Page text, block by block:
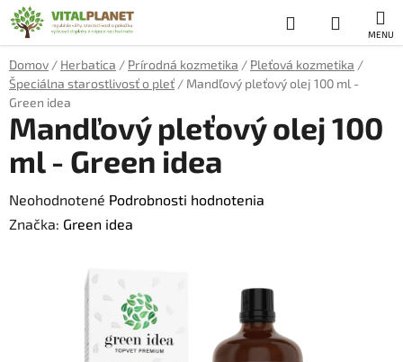
Prejsť
na
obsah
Hľadať
KOŠÍK
Domov / Herbatica / Prírodná kozmetika / Pleťová kozmetika /
Špeciálna starostlivosť o pleť / Mandľový pleťový olej 100 ml -
Green idea
Mandľový pleťový olej 100
ml - Green idea
Priemerné
hodnotenie
Neohodnotené Podrobnosti hodnotenia
Značka: Green idea